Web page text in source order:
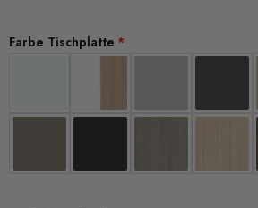
Farbe Tischplatte